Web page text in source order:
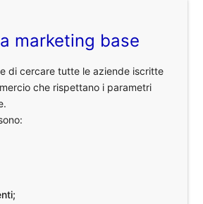
marketing base
di cercare tutte le aziende iscritte
che rispettano i parametri